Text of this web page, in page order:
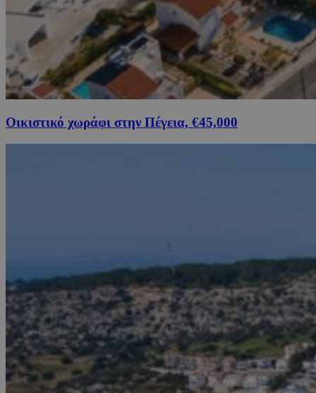
Οικιστικό χωράφι στην Πέγεια, €45,000